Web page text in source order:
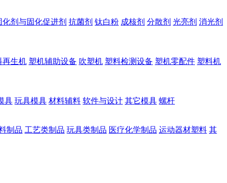
化剂与固化促进剂 抗菌剂 钛白粉 成核剂 分散剂 光亮剂 消光剂
再生机 塑机辅助设备 吹塑机 塑料检测设备 塑机零配件 塑料机
具 玩具模具 材料辅料 软件与设计 其它模具 螺杆
制品 工艺类制品 玩具类制品 医疗化学制品 运动器材塑料 其